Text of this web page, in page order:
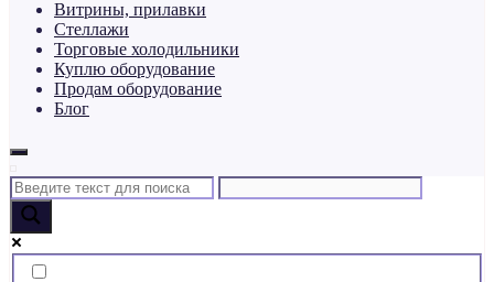
Витрины, прилавки
Стеллажи
Торговые холодильники
Куплю оборудование
Продам оборудование
Блог